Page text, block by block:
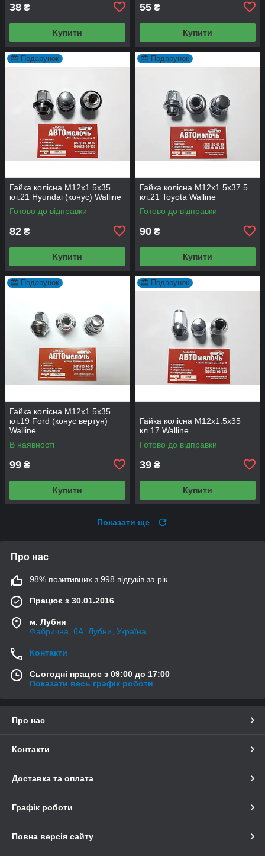
38 ₴
Купити
55 ₴
Купити
Подарунок
Гайка колісна М12х1.5х35
кл.21 Hyundai (конус) Walline
Готово до відправки
82 ₴
Купити
Подарунок
Гайка колісна М12х1.5х37.5
кл.21 Toyota Walline
Готово до відправки
90 ₴
Купити
Подарунок
Гайка колісна М12х1.5х35
кл.19 Ford (конус вертун)
Walline
В наявності
99 ₴
Купити
Подарунок
Гайка колісна М12х1.5х35
кл.17 Walline
Готово до відправки
39 ₴
Купити
Показати ще
Про нас
98% позитивних з 998 відгуків за рік
Працює з 30.01.2016
м. Лубни
Фабрична, 6А, Лубни, Україна
Контакти
Сьогодні працює з 09:00 до 17:00
Показати весь графік роботи
Про нас
Контакти
Доставка та оплата
Графік роботи
Повна версія сайту